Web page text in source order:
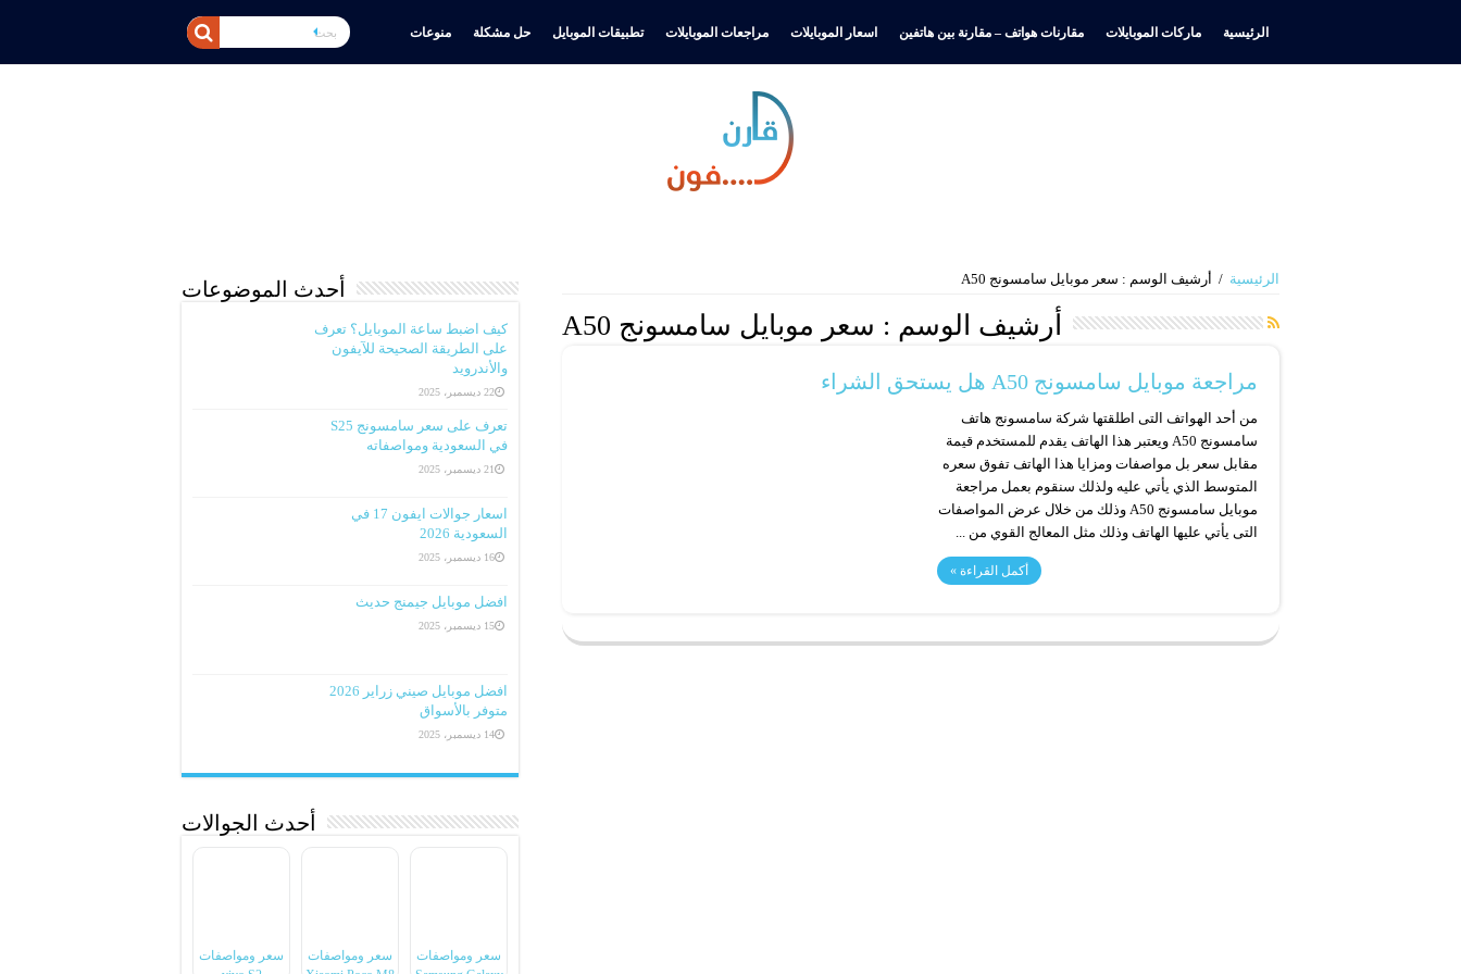
الرئيسية ماركات الموبايلات مقارنات هواتف – مقارنة بين هاتفين اسعار الموبايلات مراجعات الموبايلات تطبيقات الموبايل حل مشكلة منوعات
الرئيسية / أرشيف الوسم : سعر موبايل سامسونج A50
أرشيف الوسم : سعر موبايل سامسونج A50
مراجعة موبايل سامسونج A50 هل يستحق الشراء
من أحد الهواتف التى اطلقتها شركة سامسونج هاتف
سامسونج A50 ويعتبر هذا الهاتف يقدم للمستخدم قيمة
مقابل سعر بل مواصفات ومزايا هذا الهاتف تفوق سعره
المتوسط الذي يأتي عليه ولذلك سنقوم بعمل مراجعة
موبايل سامسونج A50 وذلك من خلال عرض المواصفات
التى يأتي عليها الهاتف وذلك مثل المعالج القوي من ...
أكمل القراءة »
أحدث الموضوعات
كيف اضبط ساعة الموبايل؟ تعرف
على الطريقة الصحيحة للآيفون
والأندرويد
22 ديسمبر، 2025
تعرف على سعر سامسونج S25
في السعودية ومواصفاته
21 ديسمبر، 2025
اسعار جوالات ايفون 17 في
السعودية 2026
16 ديسمبر، 2025
افضل موبايل جيمنج حديث
15 ديسمبر، 2025
افضل موبايل صيني زراير 2026
متوفر بالأسواق
14 ديسمبر، 2025
أحدث الجوالات
سعر ومواصفات
سعر ومواصفات
سعر ومواصفات